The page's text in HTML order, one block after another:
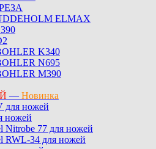
ELMAX
K340
N695
M390
— Новинка
для ножей
ножей
Nitrobe 77 для ножей
RWL-34 для ножей